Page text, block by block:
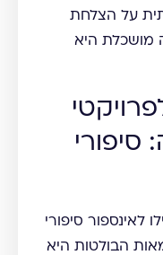
על הצלחת
מושכלת היא
סיפורי
לאינספור סיפורי
הבולטות היא